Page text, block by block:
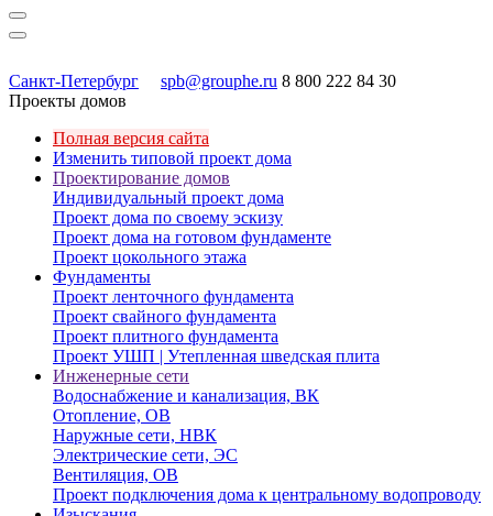
Санкт-Петербург spb@grouphe.ru 8 800 222 84 30
Проекты домов
Полная версия сайта
Изменить типовой проект дома
Проектирование домов
Индивидуальный проект дома
Проект дома по своему эскизу
Проект дома на готовом фундаменте
Проект цокольного этажа
Фундаменты
Проект ленточного фундамента
Проект свайного фундамента
Проект плитного фундамента
Проект УШП | Утепленная шведская плита
Инженерные сети
Водоснабжение и канализация, ВК
Отопление, ОВ
Наружные сети, НВК
Электрические сети, ЭС
Вентиляция, ОВ
Проект подключения дома к центральному водопроводу